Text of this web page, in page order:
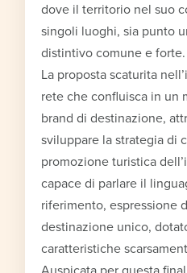
dove il territorio nel suo
singoli luoghi, sia punto
distintivo comune e forte.
La proposta scaturita
rete che confluisca in un
brand di destinazione,
sviluppare la strategia di
promozione turistica
capace di parlare il
riferimento, espressione
destinazione unico,
caratteristiche